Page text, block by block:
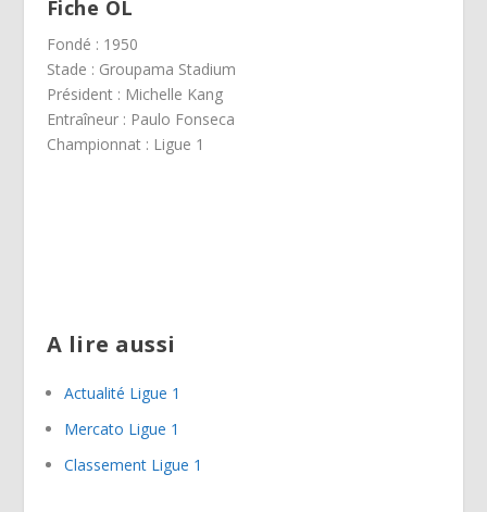
Fiche OL
Fondé : 1950
Stade : Groupama Stadium
Président : Michelle Kang
Entraîneur : Paulo Fonseca
Championnat : Ligue 1
A lire aussi
Actualité Ligue 1
Mercato Ligue 1
Classement Ligue 1